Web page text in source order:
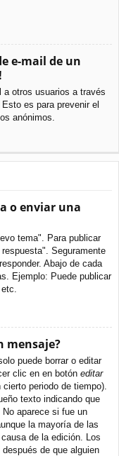
e-mail de un
a otros usuarios a través
es para prevenir el
anónimos.
o enviar una
tema". Para publicar
Seguramente
Abajo de cada
Ejemplo: Puede publicar
mensaje?
puede borrar o editar
clic en en botón editar
periodo de tiempo).
texto indicando que
aparece si fue un
la mayoría de las
de la edición. Los
de que alguien